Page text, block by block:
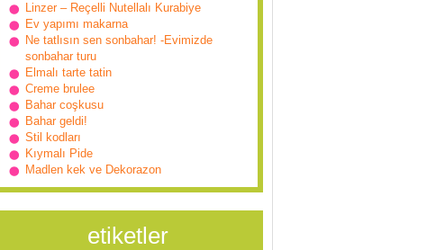
Linzer – Reçelli Nutellalı Kurabiye
Ev yapımı makarna
Ne tatlısın sen sonbahar! -Evimizde
sonbahar turu
Elmalı tarte tatin
Creme brulee
Bahar coşkusu
Bahar geldi!
Stil kodları
Kıymalı Pide
Madlen kek ve Dekorazon
etiketler